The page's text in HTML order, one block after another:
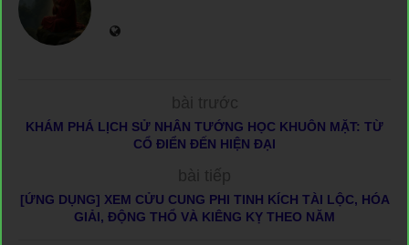
bài trước
KHÁM PHÁ LỊCH SỬ NHÂN TƯỚNG HỌC KHUÔN MẶT: TỪ
CỔ ĐIỂN ĐẾN HIỆN ĐẠI
bài tiếp
[ỨNG DỤNG] XEM CỬU CUNG PHI TINH KÍCH TÀI LỘC, HÓA
GIẢI, ĐỘNG THỔ VÀ KIÊNG KỴ THEO NĂM